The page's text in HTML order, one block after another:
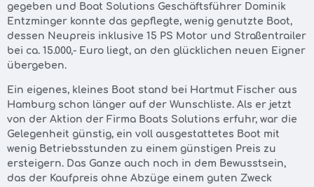
gegeben und Boat Solutions Geschäftsführer Dominik
Entzminger konnte das gepflegte, wenig genutzte Boot,
dessen Neupreis inklusive 15 PS Motor und Straßentrailer
bei ca. 15.000,- Euro liegt, an den glücklichen neuen Eigner
übergeben.
Ein eigenes, kleines Boot stand bei Hartmut Fischer aus
Hamburg schon länger auf der Wunschliste. Als er jetzt
von der Aktion der Firma Boats Solutions erfuhr, war die
Gelegenheit günstig, ein voll ausgestattetes Boot mit
wenig Betriebsstunden zu einem günstigen Preis zu
ersteigern. Das Ganze auch noch in dem Bewusstsein,
das der Kaufpreis ohne Abzüge einem guten Zweck